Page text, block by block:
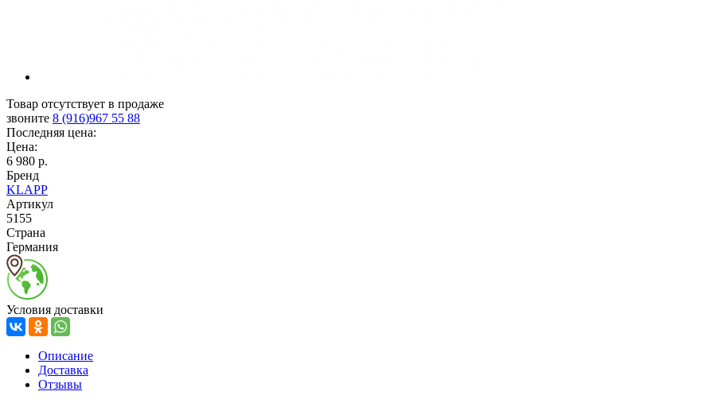
Товар отсутствует в продаже
звоните 8 (916)967 55 88
Последняя цена:
Цена:
6 980 р.
Бренд
KLAPP
Артикул
5155
Страна
Германия
Условия доставки
Описание
Доставка
Отзывы